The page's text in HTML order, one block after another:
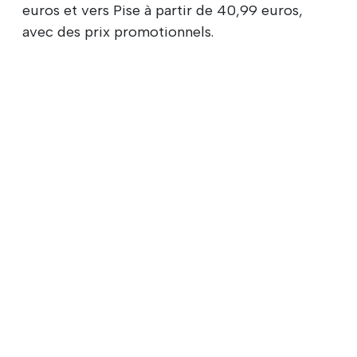
euros et vers Pise à partir de 40,99 euros,
avec des prix promotionnels.